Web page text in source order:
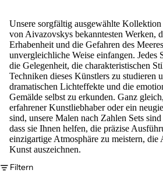
Unsere sorgfältig ausgewählte Kollektion
von Aivazovskys bekanntesten Werken,
Erhabenheit und die Gefahren des
unvergleichliche Weise einfangen. Jedes
die Gelegenheit, die charakteristischen
Techniken dieses Künstlers zu studieren
dramatischen Lichteffekte und die
Gemälde selbst zu erkunden. Ganz
erfahrener Kunstliebhaber oder ein
sind, unsere Malen nach Zahlen Sets sind
dass sie Ihnen helfen, die präzise
einzigartige Atmosphäre zu meistern, die
Kunst auszeichnen.
Filtern